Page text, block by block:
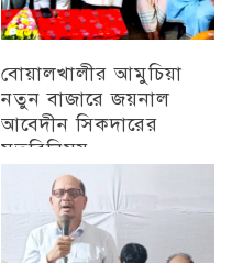
বোয়ালখালীর আমুচিয়া
নতুন বাজারে জয়নাল
আবেদীন সিকদারের
মতবিনিময়
চট্টগ্রাম